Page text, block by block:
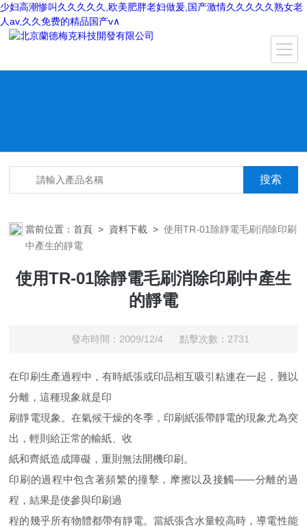
少妇高潮惨叫久久久久久,欧美肥胖老妇做爰,国产激情久久久久久熟女老
人av,久久免费的精品国产v∧
當前位置：首頁 > 資料下載 >使用TR-01除靜電毛刷消除印刷
中產生的靜電
使用TR-01除靜電毛刷消除印刷中產生
的靜電
發布時間：2009/12/4 點擊次數：2731
在印刷生產過程中，有時紙張或印品相互吸引粘連在一起，難以
分離，這種現象就是印
刷靜電現象。在氣候干燥的冬季，印刷紙張帶靜電的現象尤為突
出，輕則給正常的輸紙、收
紙和齊紙造成障礙，重則無法開機印刷。
印刷的過程中包含著頻繁的撞擊，摩擦以及接觸——分離的過
程，結果是使參與印刷過
程的幾乎所有物體都帶有靜電。當紙張含水量較高時，導電性能